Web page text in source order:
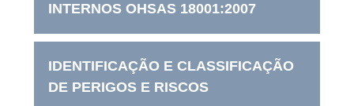
INTERNOS OHSAS 18001:2007
IDENTIFICAÇÃO E CLASSIFICAÇÃO
DE PERIGOS E RISCOS